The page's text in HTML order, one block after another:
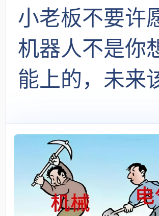
小老板不要许
机器人不是你
能上的，未来